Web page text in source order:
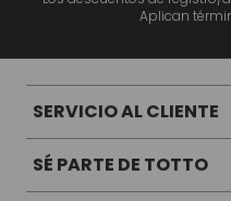
Aplican
SERVICIO AL CLIENTE
SÉ PARTE DE TOTTO